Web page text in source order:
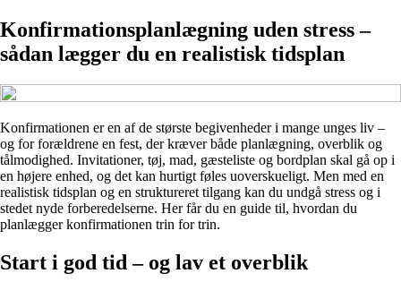
Konfirmationsplanlægning uden stress –
sådan lægger du en realistisk tidsplan
Konfirmationen er en af de største begivenheder i mange unges liv –
og for forældrene en fest, der kræver både planlægning, overblik og
tålmodighed. Invitationer, tøj, mad, gæsteliste og bordplan skal gå op i
en højere enhed, og det kan hurtigt føles uoverskueligt. Men med en
realistisk tidsplan og en struktureret tilgang kan du undgå stress og i
stedet nyde forberedelserne. Her får du en guide til, hvordan du
planlægger konfirmationen trin for trin.
Start i god tid – og lav et overblik